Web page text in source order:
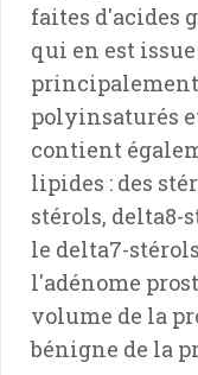
faites d'acides
qui en est
principalement
polyinsaturés
contient
lipides : des
stérols, delta8-
le delta7-
l'adénome
volume de la
bénigne de la